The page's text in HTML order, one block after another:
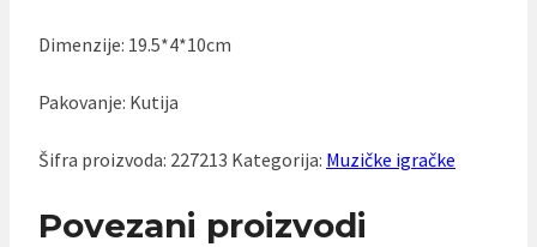
Dimenzije: 19.5*4*10cm
Pakovanje: Kutija
Šifra proizvoda: 227213 Kategorija: Muzičke igračke
Povezani proizvodi